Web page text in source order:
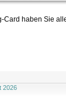
Card haben Sie
2026